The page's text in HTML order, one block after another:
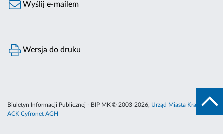
Wyślij e-mailem
Wersja do druku
Biuletyn Informacji Publicznej - BIP MK © 2003-2026, Urząd Miasta Krakowa
ACK Cyfronet AGH